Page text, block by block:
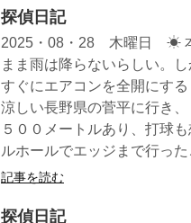
探偵日記
2025・08・28 木曜日 ☀ 本
まま雨は降らないらしい。
すぐにエアコンを全開にす
涼しい長野県の菅平に行き
５００メートルあり、打球
ルホールでエッジまで行った
記事を読む
探偵日記